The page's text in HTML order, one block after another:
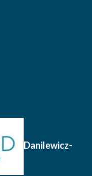
Danilewicz-